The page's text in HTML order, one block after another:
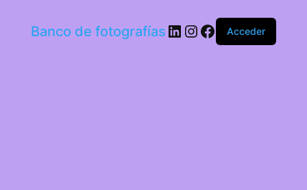
Banco de fotografías LinkedIn
Instagram
Facebook
Acceder